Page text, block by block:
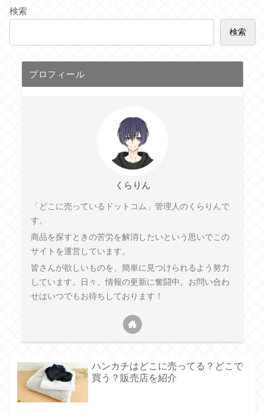
検索
検索
プロフィール
くらりん
「どこに売っているドットコム」管理人のくらりんで
す。
商品を探すときの苦労を解消したいという思いでこの
サイトを運営しています。
皆さんが欲しいものを、簡単に見つけられるよう努力
しています。日々、情報の更新に奮闘中。お問い合わ
せはいつでもお待ちしております！
ハンカチはどこに売ってる？どこで
買う？販売店を紹介